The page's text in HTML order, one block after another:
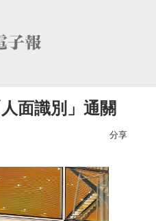
面識別」通關
分享